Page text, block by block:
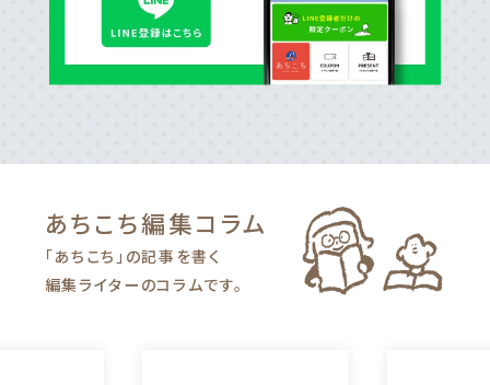
あちこち編集コラム
「あちこち」の記事を書く
編集ライターのコラムです。